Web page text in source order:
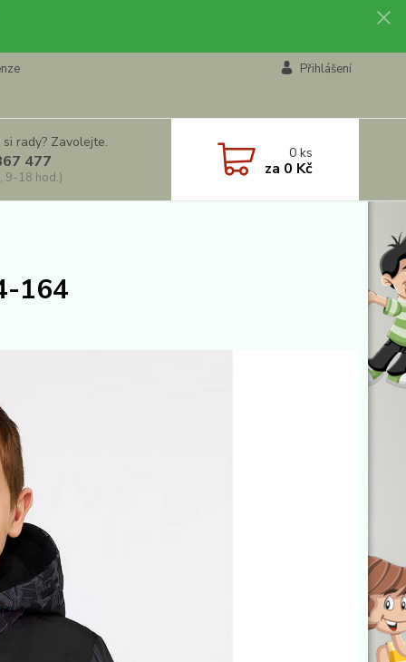
Přihlášení
rady? Zavolejte.
477
9-18 hod.)
0ks
za 0 Kč
164